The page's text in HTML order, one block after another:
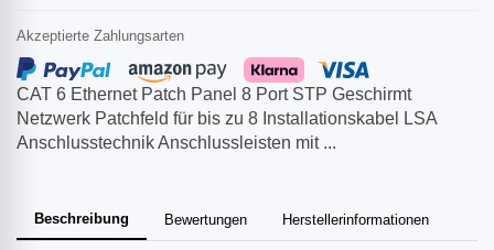
CAT 6 Ethernet Patch Panel 8 Port STP Geschirmt
Netzwerk Patchfeld für bis zu 8 Installationskabel LSA
Anschlusstechnik Anschlussleisten mit ...
Beschreibung Bewertungen Herstellerinformationen
Akzeptierte Zahlungsarten